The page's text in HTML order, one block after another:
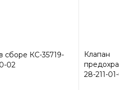
сборе КС-35719-
02
Клапан
28-211-